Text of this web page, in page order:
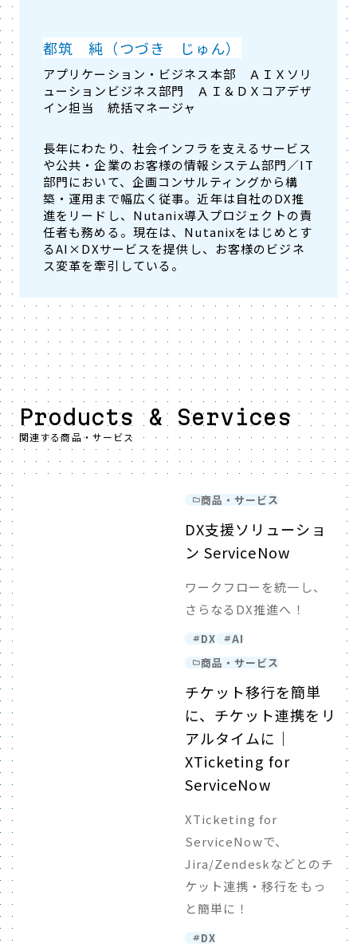
都筑 純（つづき じゅん）
アプリケーション・ビジネス本部 ＡＩＸソリ
ューションビジネス部門 ＡＩ＆ＤＸコアデザ
イン担当 統括マネージャ
長年にわたり、社会インフラを支えるサービス
や公共・企業のお客様の情報システム部門／IT
部門において、企画コンサルティングから構
築・運用まで幅広く従事。近年は自社のDX推
進をリードし、Nutanix導入プロジェクトの責
任者も務める。現在は、Nutanixをはじめとす
るAI×DXサービスを提供し、お客様のビジネ
ス変革を牽引している。
Products & Services
関連する商品・サービス
商品・サービス
DX支援ソリューショ
ン ServiceNow
ワークフローを統一し、
さらなるDX推進へ！
DX
AI
商品・サービス
チケット移行を簡単
に、チケット連携をリ
アルタイムに｜
XTicketing for
ServiceNow
XTicketing for
ServiceNowで、
Jira/Zendeskなどとのチ
ケット連携・移行をもっ
と簡単に！
DX